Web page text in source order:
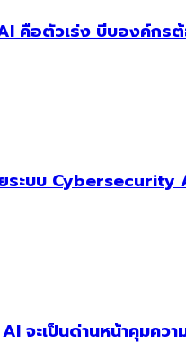
อตัวเร่ง บีบองค์กรต้
ะบบ
จะเป็นด่านหน้าคุมคว